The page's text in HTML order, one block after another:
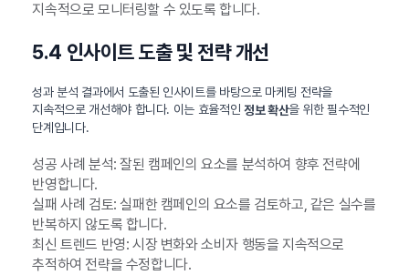
지속적으로 모니터링할 수 있도록 합니다.
5.4 인사이트 도출 및 전략 개선
성과 분석 결과에서 도출된 인사이트를 바탕으로 마케팅 전략을
지속적으로 개선해야 합니다. 이는 효율적인 정보 확산을 위한 필수적인
단계입니다.
성공 사례 분석: 잘된 캠페인의 요소를 분석하여 향후 전략에
반영합니다.
실패 사례 검토: 실패한 캠페인의 요소를 검토하고, 같은 실수를
반복하지 않도록 합니다.
최신 트렌드 반영: 시장 변화와 소비자 행동을 지속적으로
추적하여 전략을 수정합니다.